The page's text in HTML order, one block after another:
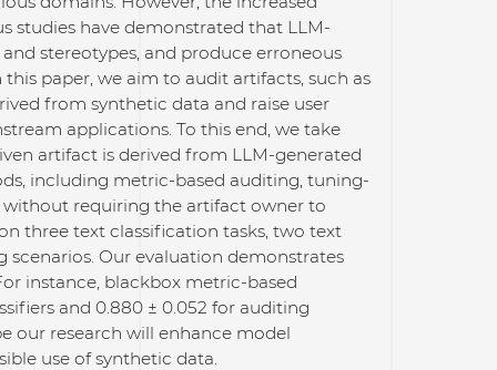
studies have demonstrated that LLM-
stereotypes, and produce erroneous
paper, we aim to audit artifacts, such as
from synthetic data and raise user
applications. To this end, we take
artifact is derived from LLM-generated
including metric-based auditing, tuning-
without requiring the artifact owner to
three text classification tasks, two text
Our evaluation demonstrates
instance, blackbox metric-based
and 0.880 ± 0.052 for auditing
our research will enhance model
use of synthetic data.